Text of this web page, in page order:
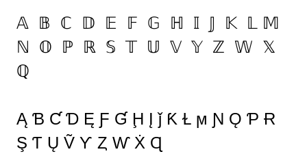
𝔸 𝔹 ℂ 𝔻 𝔼 𝔽 𝔾 ℍ 𝕀 𝕁 𝕂 𝕃 𝕄
ℕ 𝕆 ℙ ℝ 𝕊 𝕋 𝕌 𝕍 𝕐 ℤ 𝕎 𝕏
ℚ
Ą Ɓ Ƈ Ɗ Ę Ƒ Ɠ Ḩ Į ǰ Ƙ Ɫ ϻ Ɲ Ǫ Ƥ Ɍ
Ş Ƭ Ų Ṽ Ƴ Ȥ Ⱳ Ẋ Ɋ